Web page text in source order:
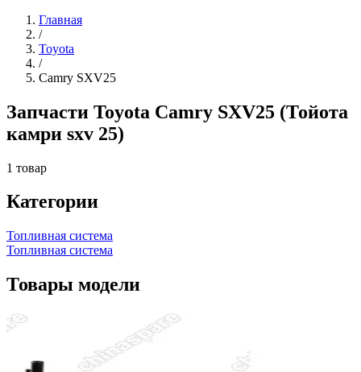
Главная
/
Toyota
/
Camry SXV25
Запчасти Toyota Camry SXV25 (Тойота
камри sxv 25)
1 товар
Категории
Топливная система
Топливная система
Товары модели